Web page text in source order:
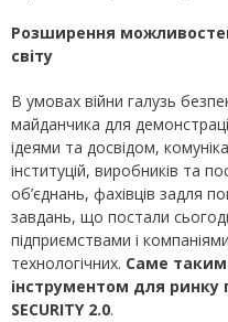
Розширення
світу
В умовах війни галузь
майданчика для
ідеями та досвідом,
інституцій, виробників та
об’єднань, фахівців задля
завдань, що постали
підприємствами і
технологічних. Саме
інструментом для ринку
SECURITY 2.0.